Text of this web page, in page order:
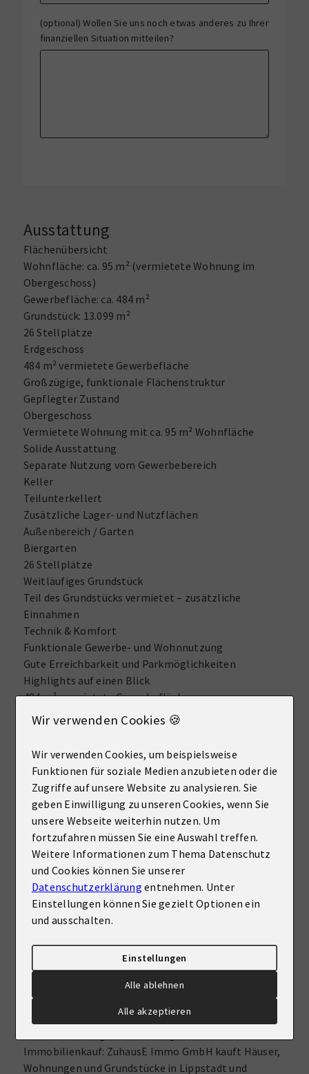
(optional) Wollen Sie uns noch etwas anderes zu Ihrer
finanziellen Situation mitteilen?
Ausstattung
Flächenübersicht
Wohnfläche: ca. 95 m² (vermietete Wohnung im
Obergeschoss)
Gewerbefläche: ca. 484 m²
Grundstück: 13.099 m²
26 Stellplätze
Erdgeschoss
484 m² vermietete Gewerbefläche
Großzügige, funktionale Flächenstruktur
Gepflegter Zustand
Obergeschoss
Vermietete Wohnung mit ca. 95 m² Wohnfläche
Solide Ausstattung
Separate Nutzung vom Gewerbebereich
Keller
Teilunterkellert
Zusätzliche Lager- und Nutzflächen
Außenbereich / Garten
Biergarten
26 Stellplätze
Weitläufiges Grundstück
Teil des Grundstücks vermietet – zusätzliche
Einnahmen
Technik & Komfort
Funktionale Gewerbe- und Wohnnutzung
Gute Erreichbarkeit und Parkmöglichkeiten
Highlights auf einen Blick
484 m² vermietete Gewerbefläche
95 m² vermietete Wohnung im Obergeschoss
Gewerbe ca. 15.000 € monatliche Einnahmen
Viel befahrene, gut sichtbare Lage
Sonstige Informationen
ZuhauseE Immo GmbH – Ihr umfassender
Immobilienpartner in Lippstadt und Umgebung.
Unser Leistungsspektrum erstreckt sich über den
gesamten Immobilienbereich:​
erfahrenen und renommierten
Finanzierungsberatern entwickeln wir
maßgeschneiderte Finanzierungslösungen. Unser
Ziel ist es, Ihnen optimale Konditionen zu bieten, die
genau auf Ihre individuellen Bedürfnisse und
Immobilienkauf: ZuhausE Immo GmbH kauft Häuser,
Wohnungen und Grundstücke in Lippstadt und
Wir verwenden Cookies 🍪
Wir verwenden Cookies, um beispielsweise
Funktionen für soziale Medien anzubieten oder die
Zugriffe auf unsere Website zu analysieren. Sie
geben Einwilligung zu unseren Cookies, wenn Sie
unsere Webseite weiterhin nutzen. Um
fortzufahren müssen Sie eine Auswahl treffen.
Weitere Informationen zum Thema Datenschutz
und Cookies können Sie unserer
Datenschutzerklärung entnehmen. Unter
Einstellungen können Sie gezielt Optionen ein
und ausschalten.
Einstellungen
Alle ablehnen
Alle akzeptieren